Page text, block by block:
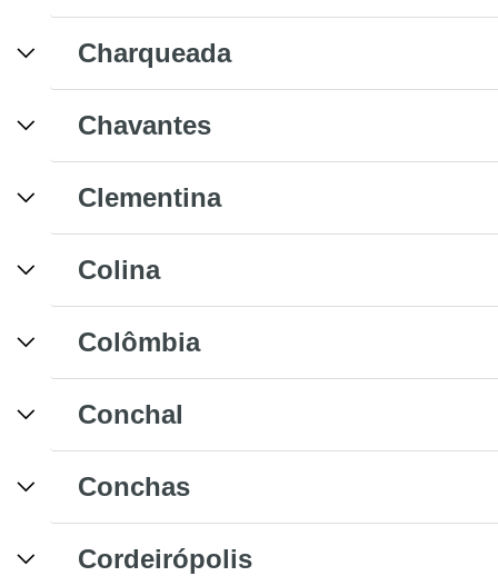
Charqueada
Chavantes
Clementina
Colina
Colômbia
Conchal
Conchas
Cordeirópolis